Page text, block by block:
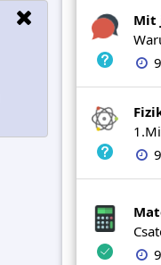
Mit